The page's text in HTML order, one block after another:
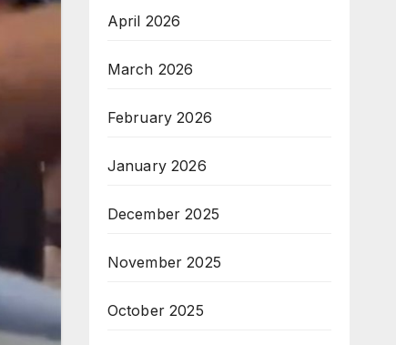
April 2026
March 2026
February 2026
January 2026
December 2025
November 2025
October 2025